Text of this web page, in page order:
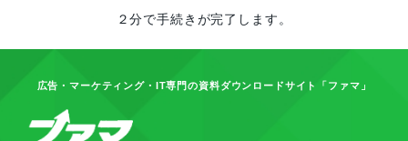
２分で手続きが完了します。
広告・マーケティング・IT専門の資料ダウンロードサイト「ファマ」